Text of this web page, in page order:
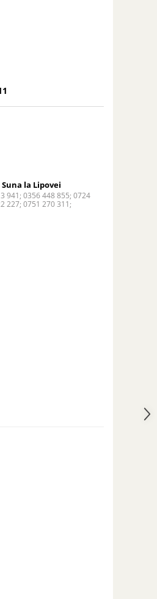
Suna la Lipovei
941; 0356 448 855; 0724
227; 0751 270 311;